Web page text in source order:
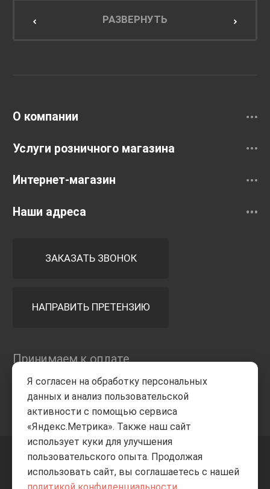
Мебель для кухниРАЗВЕРНУТЬ
О компании
Услуги розничного магазина
Интернет-магазин
Наши адреса
ЗАКАЗАТЬ ЗВОНОК
НАПРАВИТЬ ПРЕТЕНЗИЮ
Принимаем к оплате
+7 8332205-805 ВВЕРХ
Я согласен на обработку персональных
данных и анализ пользовательской
активности с помощью сервиса
«Яндекс.Метрика». Также наш сайт
использует куки для улучшения
пользовательского опыта. Продолжая
использовать сайт, вы соглашаетесь с нашей